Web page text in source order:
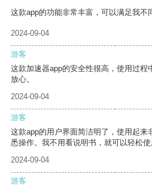
这款app的功能非常丰富，可以满足我不
2024-09-04
游客
这款加速器app的安全性很高，使用过程
放心。
2024-09-04
游客
这款app的用户界面简洁明了，使用起来
悉操作。我不用看说明书，就可以轻松使
2024-09-04
游客